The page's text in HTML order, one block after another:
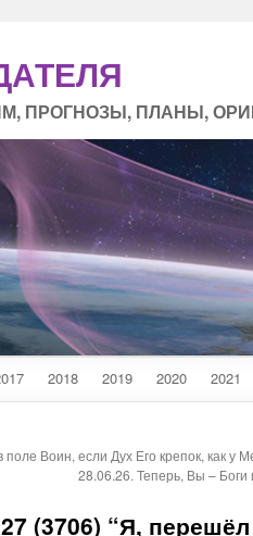
ПРОГНОЗЫ, ПЛАНЫ,
2018 2019 2020 2021
Воин, если Дух Его крепок, как у
28.06.26. Теперь, Вы –
(3706) “Я,